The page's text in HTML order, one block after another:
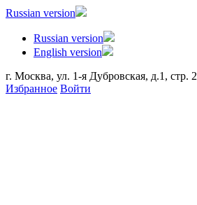
Russian version
Russian version
English version
г. Москва, ул. 1-я Дубровская, д.1, стр. 2
Избранное Войти